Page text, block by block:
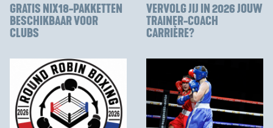
GRATIS NIX18-PAKKETTEN
BESCHIKBAAR VOOR
CLUBS
VERVOLG JIJ IN 2026 JOUW
TRAINER-COACH
CARRIÈRE?